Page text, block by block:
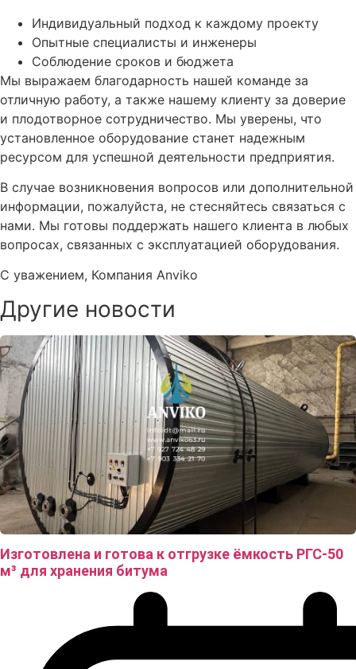
Индивидуальный подход к каждому проекту
Опытные специалисты и инженеры
Соблюдение сроков и бюджета
Мы выражаем благодарность нашей команде за
отличную работу, а также нашему клиенту за доверие
и плодотворное сотрудничество. Мы уверены, что
установленное оборудование станет надежным
ресурсом для успешной деятельности предприятия.
В случае возникновения вопросов или дополнительной
информации, пожалуйста, не стесняйтесь связаться с
нами. Мы готовы поддержать нашего клиента в любых
вопросах, связанных с эксплуатацией оборудования.
С уважением, Компания Anviko
Другие новости
Изготовлена и готова к отгрузке ёмкость РГС-50
м³ для хранения битума